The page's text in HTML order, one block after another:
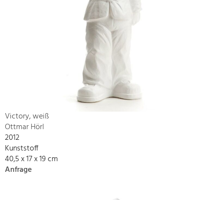
Victory, weiß
Ottmar Hörl
2012
Kunststoff
40,5 x 17 x 19 cm
Anfrage